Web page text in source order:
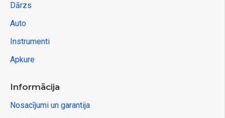
Dārzs
Auto
Instrumenti
Apkure
Informācija
Nosacījumi un garantija